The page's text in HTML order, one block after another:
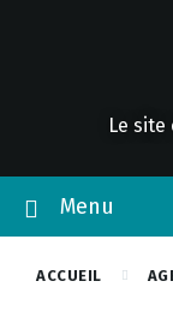
Le site
Menu
ACCUEIL